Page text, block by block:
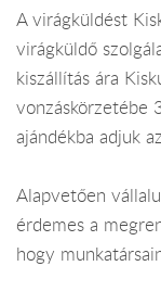
A virágküldést
virágküldő
kiszállítás ára
vonzáskörzetébe
ajándékba adjuk
Alapvetően
érdemes a
hogy